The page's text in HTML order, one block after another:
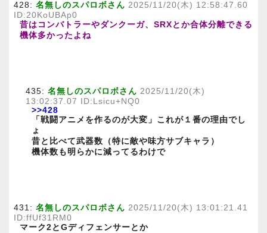
428: 名無しのスパロボさん 2025/11/20(木) 12:58:47.60
ID:20KoUBAp0
昔はコンバトラーやダンクーガ、SRXとか合体分離できる
機体多かったよね
435: 名無しのスパロボさん 2025/11/20(木)
13:02:37.07 ID:Lsicu+NQ0
>>428
「戦闘アニメを作るのが大変」これが１番の理由でし
ょ
昔と比べて武器数（特に敵や味方サブキャラ）
機体数も明らかに減ってるわけで
431: 名無しのスパロボさん 2025/11/20(木) 13:01:21.41
ID:ffUf31RM0
マーク2とGディフェンサーとか